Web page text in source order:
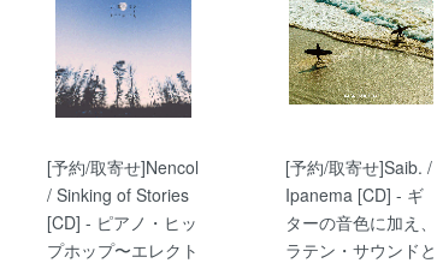
[予約/取寄せ]Nencol
/ Sinking of Stories
[CD] - ピアノ・ヒッ
プホップ〜エレクト
[予約/取寄せ]Saib. /
Ipanema [CD] - ギ
ターの音色に加え、
ラテン・サウンドと